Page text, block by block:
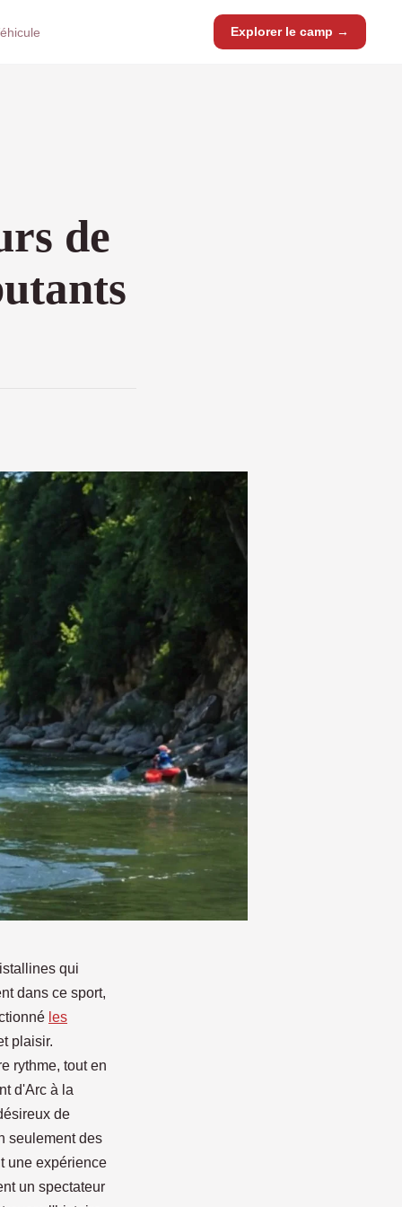
Explorer le camp →
de
qui
dans ce sport,
les
plaisir.
rythme, tout en
d'Arc à la
de
seulement des
une expérience
un spectateur